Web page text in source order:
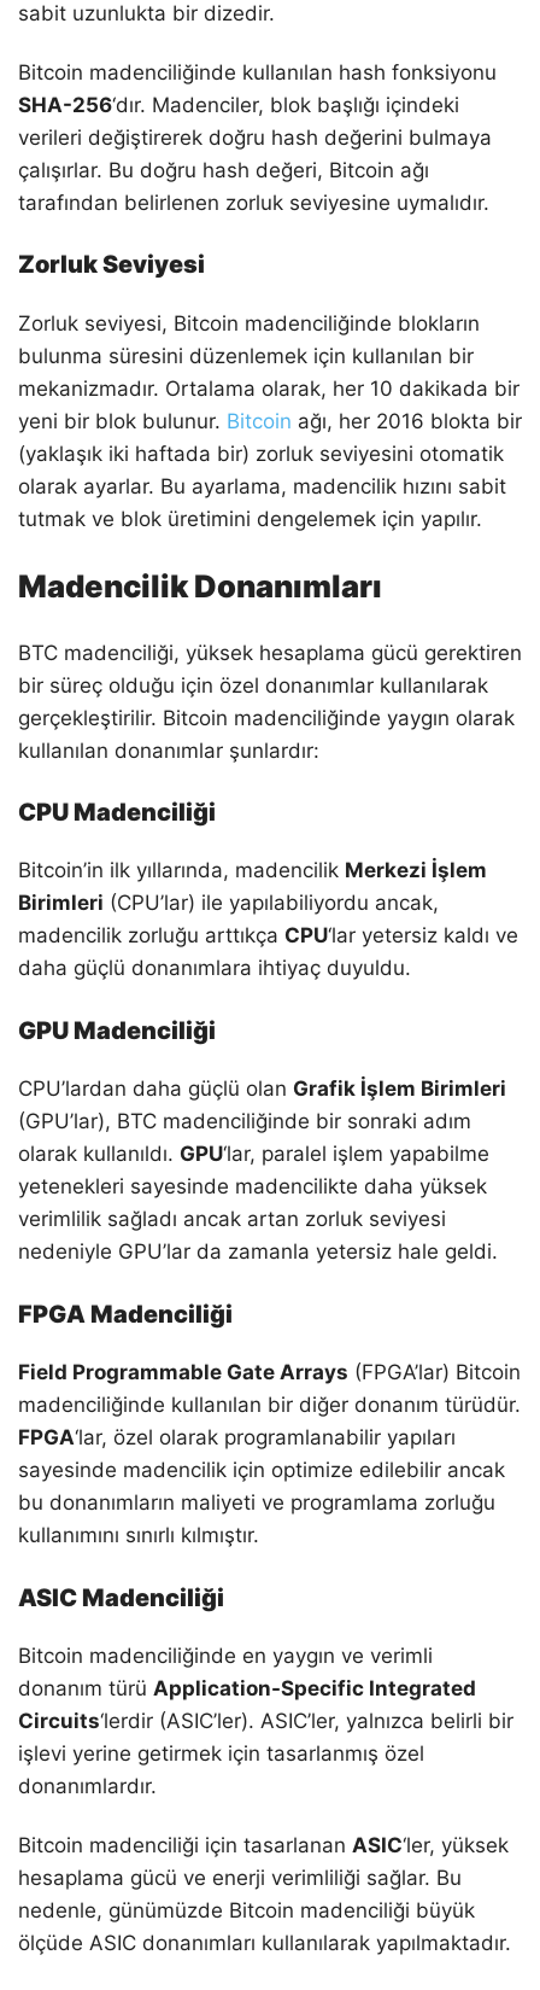
sabit uzunlukta bir dizedir.
Bitcoin madenciliğinde kullanılan hash fonksiyonu
SHA-256‘dır. Madenciler, blok başlığı içindeki
verileri değiştirerek doğru hash değerini bulmaya
çalışırlar. Bu doğru hash değeri, Bitcoin ağı
tarafından belirlenen zorluk seviyesine uymalıdır.
Zorluk Seviyesi
Zorluk seviyesi, Bitcoin madenciliğinde blokların
bulunma süresini düzenlemek için kullanılan bir
mekanizmadır. Ortalama olarak, her 10 dakikada bir
yeni bir blok bulunur. Bitcoin ağı, her 2016 blokta bir
(yaklaşık iki haftada bir) zorluk seviyesini otomatik
olarak ayarlar. Bu ayarlama, madencilik hızını sabit
tutmak ve blok üretimini dengelemek için yapılır.
Madencilik Donanımları
BTC madenciliği, yüksek hesaplama gücü gerektiren
bir süreç olduğu için özel donanımlar kullanılarak
gerçekleştirilir. Bitcoin madenciliğinde yaygın olarak
kullanılan donanımlar şunlardır:
CPU Madenciliği
Bitcoin’in ilk yıllarında, madencilik Merkezi İşlem
Birimleri (CPU’lar) ile yapılabiliyordu ancak,
madencilik zorluğu arttıkça CPU‘lar yetersiz kaldı ve
daha güçlü donanımlara ihtiyaç duyuldu.
GPU Madenciliği
CPU’lardan daha güçlü olan Grafik İşlem Birimleri
(GPU’lar), BTC madenciliğinde bir sonraki adım
olarak kullanıldı. GPU‘lar, paralel işlem yapabilme
yetenekleri sayesinde madencilikte daha yüksek
verimlilik sağladı ancak artan zorluk seviyesi
nedeniyle GPU’lar da zamanla yetersiz hale geldi.
FPGA Madenciliği
Field Programmable Gate Arrays (FPGA’lar) Bitcoin
madenciliğinde kullanılan bir diğer donanım türüdür.
FPGA‘lar, özel olarak programlanabilir yapıları
sayesinde madencilik için optimize edilebilir ancak
bu donanımların maliyeti ve programlama zorluğu
kullanımını sınırlı kılmıştır.
ASIC Madenciliği
Bitcoin madenciliğinde en yaygın ve verimli
donanım türü Application-Specific Integrated
Circuits‘lerdir (ASIC’ler). ASIC’ler, yalnızca belirli bir
işlevi yerine getirmek için tasarlanmış özel
donanımlardır.
Bitcoin madenciliği için tasarlanan ASIC‘ler, yüksek
hesaplama gücü ve enerji verimliliği sağlar. Bu
nedenle, günümüzde Bitcoin madenciliği büyük
ölçüde ASIC donanımları kullanılarak yapılmaktadır.